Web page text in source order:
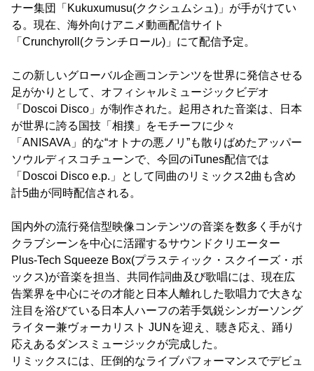
ナー集団「Kukuxumusu(ククシュムシュ)」が手がけてい
る。現在、海外向けアニメ動画配信サイト
「Crunchyroll(クランチロール)」にて配信予定。
この新しいグローバル企画コンテンツを世界に発信させる
足がかりとして、オフィシャルミュージックビデオ
「Doscoi Disco」が制作された。起用された音楽は、日本
が世界に誇る国技「相撲」をモチーフに少々
「ANISAVA」的な“オトナの悪ノリ”も散りばめたアッパー
ソウルディスコチューンで、今回のiTunes配信では
「Doscoi Disco e.p.」として同曲のリミックス2曲も含め
計5曲が同時配信される。
国内外の流行発信型映像コンテンツの音楽を数多く手がけ
クラブシーンを中心に活躍するサウンドクリエーター
Plus-Tech Squeeze Box(プラスティック・スクイーズ・ボ
ックス)が音楽を担当、共同作詞曲及び歌唱には、現在広
告業界を中心にその才能と日本人離れした歌唱力で大きな
注目を浴びている日本人ハーフの若手気鋭シンガーソング
ライター兼ヴォーカリスト JUNを迎え、聴き応え、踊り
応えあるダンスミュージックが完成した。
リミックスには、圧倒的なライブパフォーマンスでデビュ